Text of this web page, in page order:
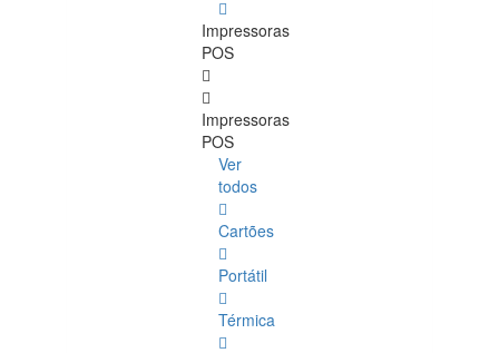
Impressoras
POS
Impressoras
POS
Ver
todos
Cartões
Portátil
Térmica